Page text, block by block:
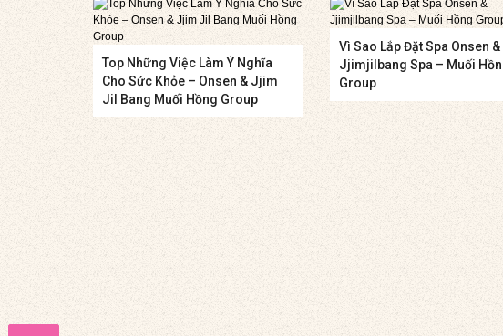
Top Những Việc Làm Ý Nghĩa
Cho Sức Khỏe – Onsen & Jjim
Jil Bang Muối Hồng Group
Vì Sao Lắp Đặt Spa Onsen &
Jjimjilbang Spa – Muối
Group